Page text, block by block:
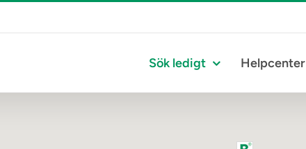
Sök ledigt Helpcenter